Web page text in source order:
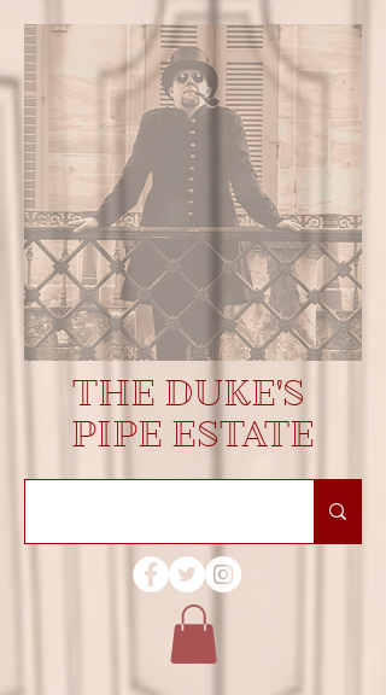
THE DUKE'S
PIPE ESTATE